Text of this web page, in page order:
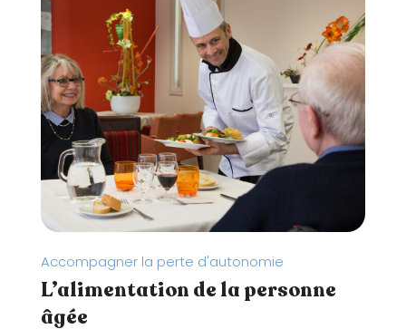
Accompagner la perte d'autonomie
L’alimentation de la personne
âgée